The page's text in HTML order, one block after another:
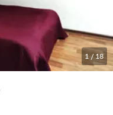
1 / 18